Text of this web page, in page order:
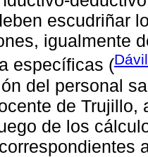
escudriñar
igualmente
específicas (
del personal
de Trujillo,
de los